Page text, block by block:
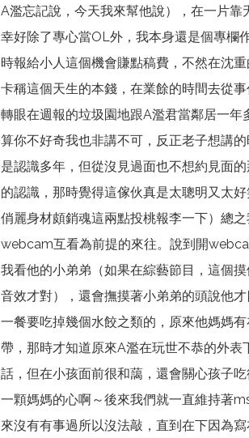
A濫忘記說，今天我來幫他說），在一片靠
幸好除了專心當OL外，我本身還是個專欄
時報給小人這個機會賺點稿費，不然在沈
卡稱這個天生的本錢，在業餘的時間去從事
轉眼在週報的垃圾園地跟A濫君當鄰居一年
算你不好奇我也非講不可，反正老子想講
是認識多年，但從沒見過面也不想約見面
的認識，那時覺得這傢伙真是太聰明又太
俏麗身材頗銷魂這兩點投桃報李一下）總
webcam互看為前提的來往。說到開
我看他的小弟弟（如果在綜藝節目，這個
音效才對），還會撫摸著小弟弟的頭說他
一餐要吃掉幾個水餃之類的，原來他媽媽
帶，那時才知道原來A濫在玩世不恭的外
話，但在小孩面前很和藹，還會關心孩子
一顆媽媽的心啊～後來我們就一直維持著
來沒有有事過所以沒法敲，直到在下因為